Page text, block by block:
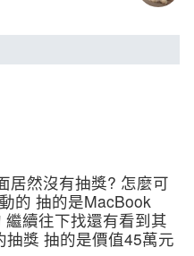
居然沒有抽獎? 怎麼可
的 抽的是MacBook
續往下找還有看到其
獎 抽的是價值45萬元